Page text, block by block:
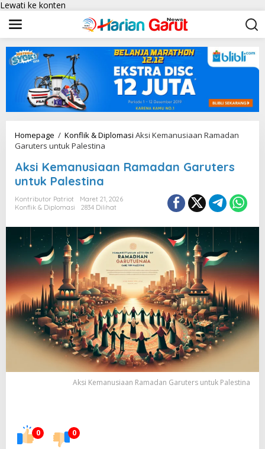
Lewati ke konten
Homepage / Konflik & Diplomasi Aksi Kemanusiaan Ramadan
Garuters untuk Palestina
Aksi Kemanusiaan Ramadan Garuters
untuk Palestina
Kontributor Patriot
Maret 21, 2026
Konflik & Diplomasi
2834 Dilihat
Aksi Kemanusiaan Ramadan Garuters untuk Palestina
0 0